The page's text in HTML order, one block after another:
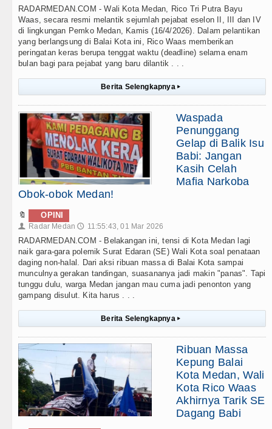
RADARMEDAN.COM - Wali Kota Medan, Rico Tri Putra Bayu
Waas, secara resmi melantik sejumlah pejabat eselon II, III dan IV
di lingkungan Pemko Medan, Kamis (16/4/2026). Dalam pelantikan
yang berlangsung di Balai Kota ini, Rico Waas memberikan
peringatan keras berupa tenggat waktu (deadline) selama enam
bulan bagi para pejabat yang baru dilantik . . .
Berita Selengkapnya ▸
Waspada
Penunggang
Gelap di Balik Isu
Babi: Jangan
Kasih Celah
Mafia Narkoba
Obok-obok Medan!
🔖 OPINI
👤 Radar Medan 🕔 11:55:43, 01 Mar 2026
RADARMEDAN.COM - Belakangan ini, tensi di Kota Medan lagi
naik gara-gara polemik Surat Edaran (SE) Wali Kota soal penataan
daging non-halal. Dari aksi ribuan massa di Balai Kota sampai
munculnya gerakan tandingan, suasananya jadi makin "panas". Tapi
tunggu dulu, warga Medan jangan mau cuma jadi penonton yang
gampang disulut. Kita harus . . .
Berita Selengkapnya ▸
Ribuan Massa
Kepung Balai
Kota Medan, Wali
Kota Rico Waas
Akhirnya Tarik SE
Dagang Babi